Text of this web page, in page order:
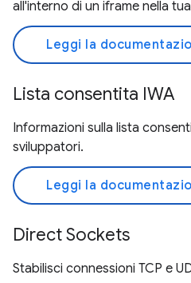
all'interno di un iframe nella
Leggi la
Lista consentita IWA
Informazioni sulla lista
sviluppatori.
Leggi la
Direct Sockets
Stabilisci connessioni TCP e